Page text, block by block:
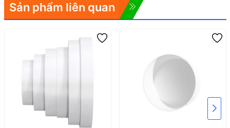
Sản phẩm liên quan